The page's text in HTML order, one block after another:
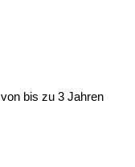
bis zu 3 Jahren